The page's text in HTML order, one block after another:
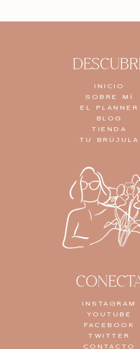
INICIO
SOBRE MÍ
EL PLANNER
BLOG
TIENDA
TU BRÚJULA
INSTAGRAM
YOUTUBE
FACEBOOK
TWITTER
CONTACTO